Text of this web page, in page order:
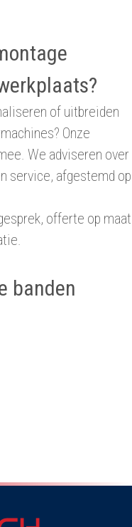
of uitbreiden
Onze
We adviseren over
service, afgestemd op
offerte op maat
banden